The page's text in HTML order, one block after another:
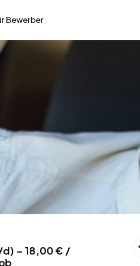
Bewerber
– 18,00 € /